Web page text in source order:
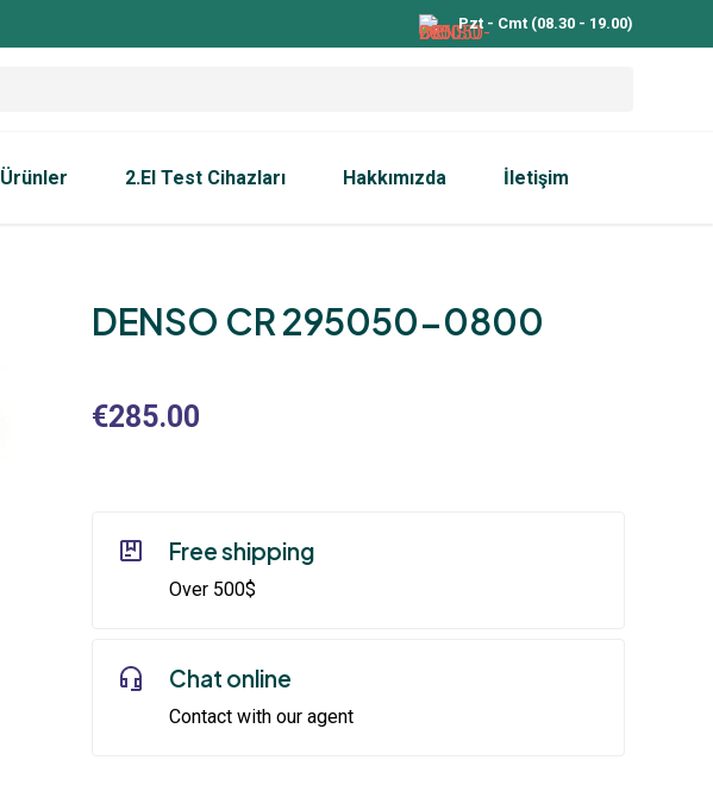
Pzt - Cmt (08.30 - 19.00)
Ürünler 2.El Test Cihazları Hakkımızda İletişim
DENSO CR 295050-0800
€285.00
Free shipping
Over 500$
Chat online
Contact with our agent